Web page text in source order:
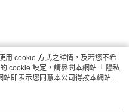
用 cookie 方式之詳情，及若您不希
cookie 設定，請參閱本網站「 隱私
站即表示您同意本公司得按本網站使